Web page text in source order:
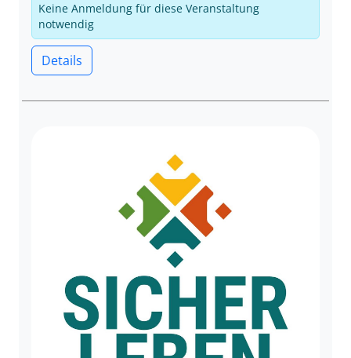
Keine Anmeldung für diese Veranstaltung
notwendig
Details